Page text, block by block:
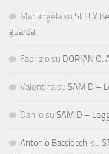
Mariangela su SELLY
guarda
Fabrizio su DORIAN O.
Valentina su SAM D –
Danilo su SAM D –
Antonio Bacciocchi su